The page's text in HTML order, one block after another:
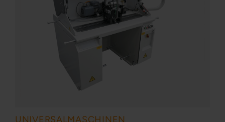
UNIVERSALMASCHINEN